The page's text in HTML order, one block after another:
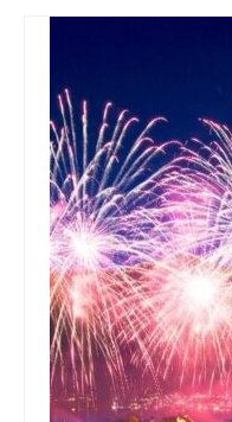
Informativos
Fale conosco